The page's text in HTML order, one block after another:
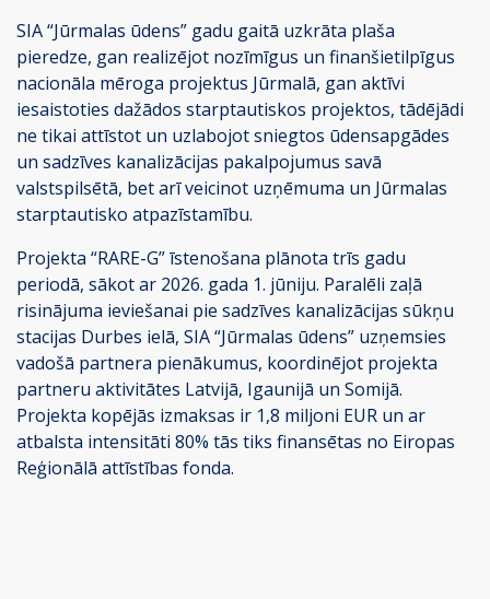
SIA “Jūrmalas ūdens” gadu gaitā uzkrāta plaša
pieredze, gan realizējot nozīmīgus un finanšietilpīgus
nacionāla mēroga projektus Jūrmalā, gan aktīvi
iesaistoties dažādos starptautiskos projektos, tādējādi
ne tikai attīstot un uzlabojot sniegtos ūdensapgādes
un sadzīves kanalizācijas pakalpojumus savā
valstspilsētā, bet arī veicinot uzņēmuma un Jūrmalas
starptautisko atpazīstamību.
Projekta “RARE-G” īstenošana plānota trīs gadu
periodā, sākot ar 2026. gada 1. jūniju. Paralēli zaļā
risinājuma ieviešanai pie sadzīves kanalizācijas sūkņu
stacijas Durbes ielā, SIA “Jūrmalas ūdens” uzņemsies
vadošā partnera pienākumus, koordinējot projekta
partneru aktivitātes Latvijā, Igaunijā un Somijā.
Projekta kopējās izmaksas ir 1,8 miljoni EUR un ar
atbalsta intensitāti 80% tās tiks finansētas no Eiropas
Reģionālā attīstības fonda.